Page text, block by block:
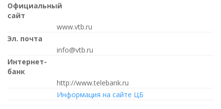
Официальный
сайт
www.vtb.ru
Эл. почта
info@vtb.ru
Интернет-
банк
http://www.telebank.ru
Информация на сайте ЦБ